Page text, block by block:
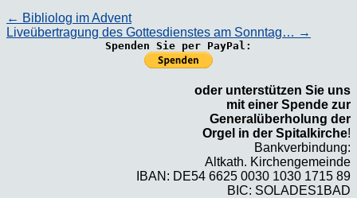
← Bibliolog im Advent
Liveübertragung des Gottesdienstes am Sonntag… →
Spenden Sie per PayPal:
oder unterstützen Sie uns
mit einer Spende zur
Generalüberholung der
Orgel in der Spitalkirche!
Bankverbindung:
Altkath. Kirchengemeinde
IBAN: DE54 6625 0030 1030 1715 89
BIC: SOLADES1BAD